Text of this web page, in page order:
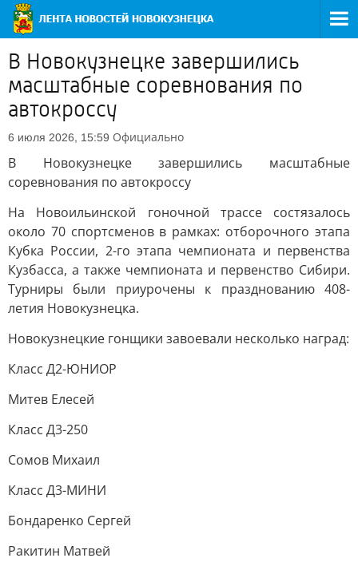
В Новокузнецке завершились
масштабные соревнования по
автокроссу
6 июля 2026, 15:59 Официально
В Новокузнецке завершились масштабные
соревнования по автокроссу
На Новоильинской гоночной трассе состязалось
около 70 спортсменов в рамках: отборочного этапа
Кубка России, 2-го этапа чемпионата и первенства
Кузбасса, а также чемпионата и первенство Сибири.
Турниры были приурочены к празднованию 408-
летия Новокузнецка.
Новокузнецкие гонщики завоевали несколько наград:
Класс Д2-ЮНИОР
Митев Елесей
Класс Д3-250
Сомов Михаил
Класс Д3-МИНИ
Бондаренко Сергей
Ракитин Матвей